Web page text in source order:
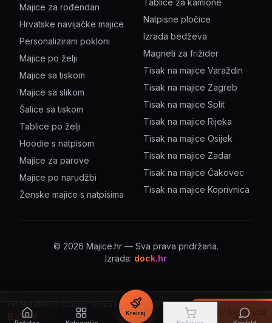
I`m Not Old I`m Classic Vespa v1 – šalica s natpisom
6.00€ U košaricu
Majice za rođendan
Hrvatske navijačke majice
Personalizirani pokloni
Majice po želji
Majice sa tiskom
Majice sa slikom
Šalice sa tiskom
Tablice po želji
Hoodie s natpisom
Majice za parove
Majice po narudžbi
Ženske majice s natpisima
Tablice za kamione
Natpisne pločice
Izrada bedževa
Magneti za frižider
Tisak na majice Varaždin
Tisak na majice Zagreb
Tisak na majice Split
Tisak na majice Rijeka
Tisak na majice Osijek
Tisak na majice Zadar
Tisak na majice Čakovec
Tisak na majice Koprivnica
© 2026 Majice.hr — Sva prava pridržana.
Izrada: dock.hr
Kreiraj